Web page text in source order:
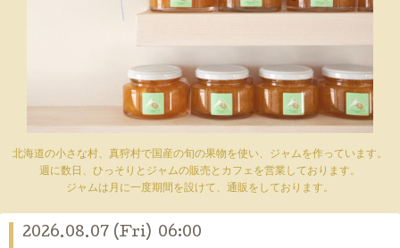
北海道の小さな村、真狩村で国産の旬の果物を使い、ジャムを作っています。
週に数日、ひっそりとジャムの販売とカフェを営業しております。
ジャムは月に一度期間を設けて、通販をしております。
2026.08.07 (Fri) 06:00